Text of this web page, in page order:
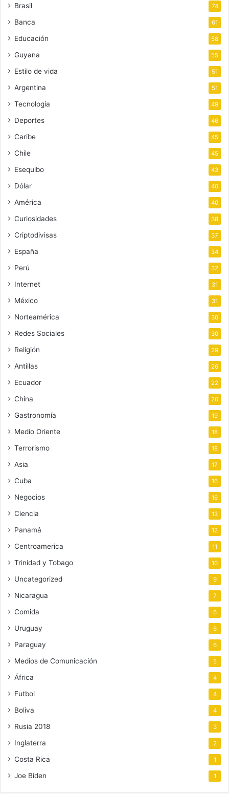
Brasil 74
Banca 61
Educación 58
Guyana 55
Estilo de vida 51
Argentina 51
Tecnologia 49
Deportes 46
Caribe 45
Chile 45
Esequibo 43
Dólar 40
América 40
Curiosidades 38
Criptodivisas 37
España 34
Perú 32
Internet 31
México 31
Norteamérica 30
Redes Sociales 30
Religión 29
Antillas 26
Ecuador 22
China 20
Gastronomía 19
Medio Oriente 18
Terrorismo 18
Asia 17
Cuba 16
Negocios 16
Ciencia 13
Panamá 12
Centroamerica 11
Trinidad y Tobago 10
Uncategorized 9
Nicaragua 7
Comida 6
Uruguay 6
Paraguay 6
Medios de Comunicación 5
África 4
Futbol 4
Boliva 4
Rusia 2018 3
Inglaterra 2
Costa Rica 1
Joe Biden 1